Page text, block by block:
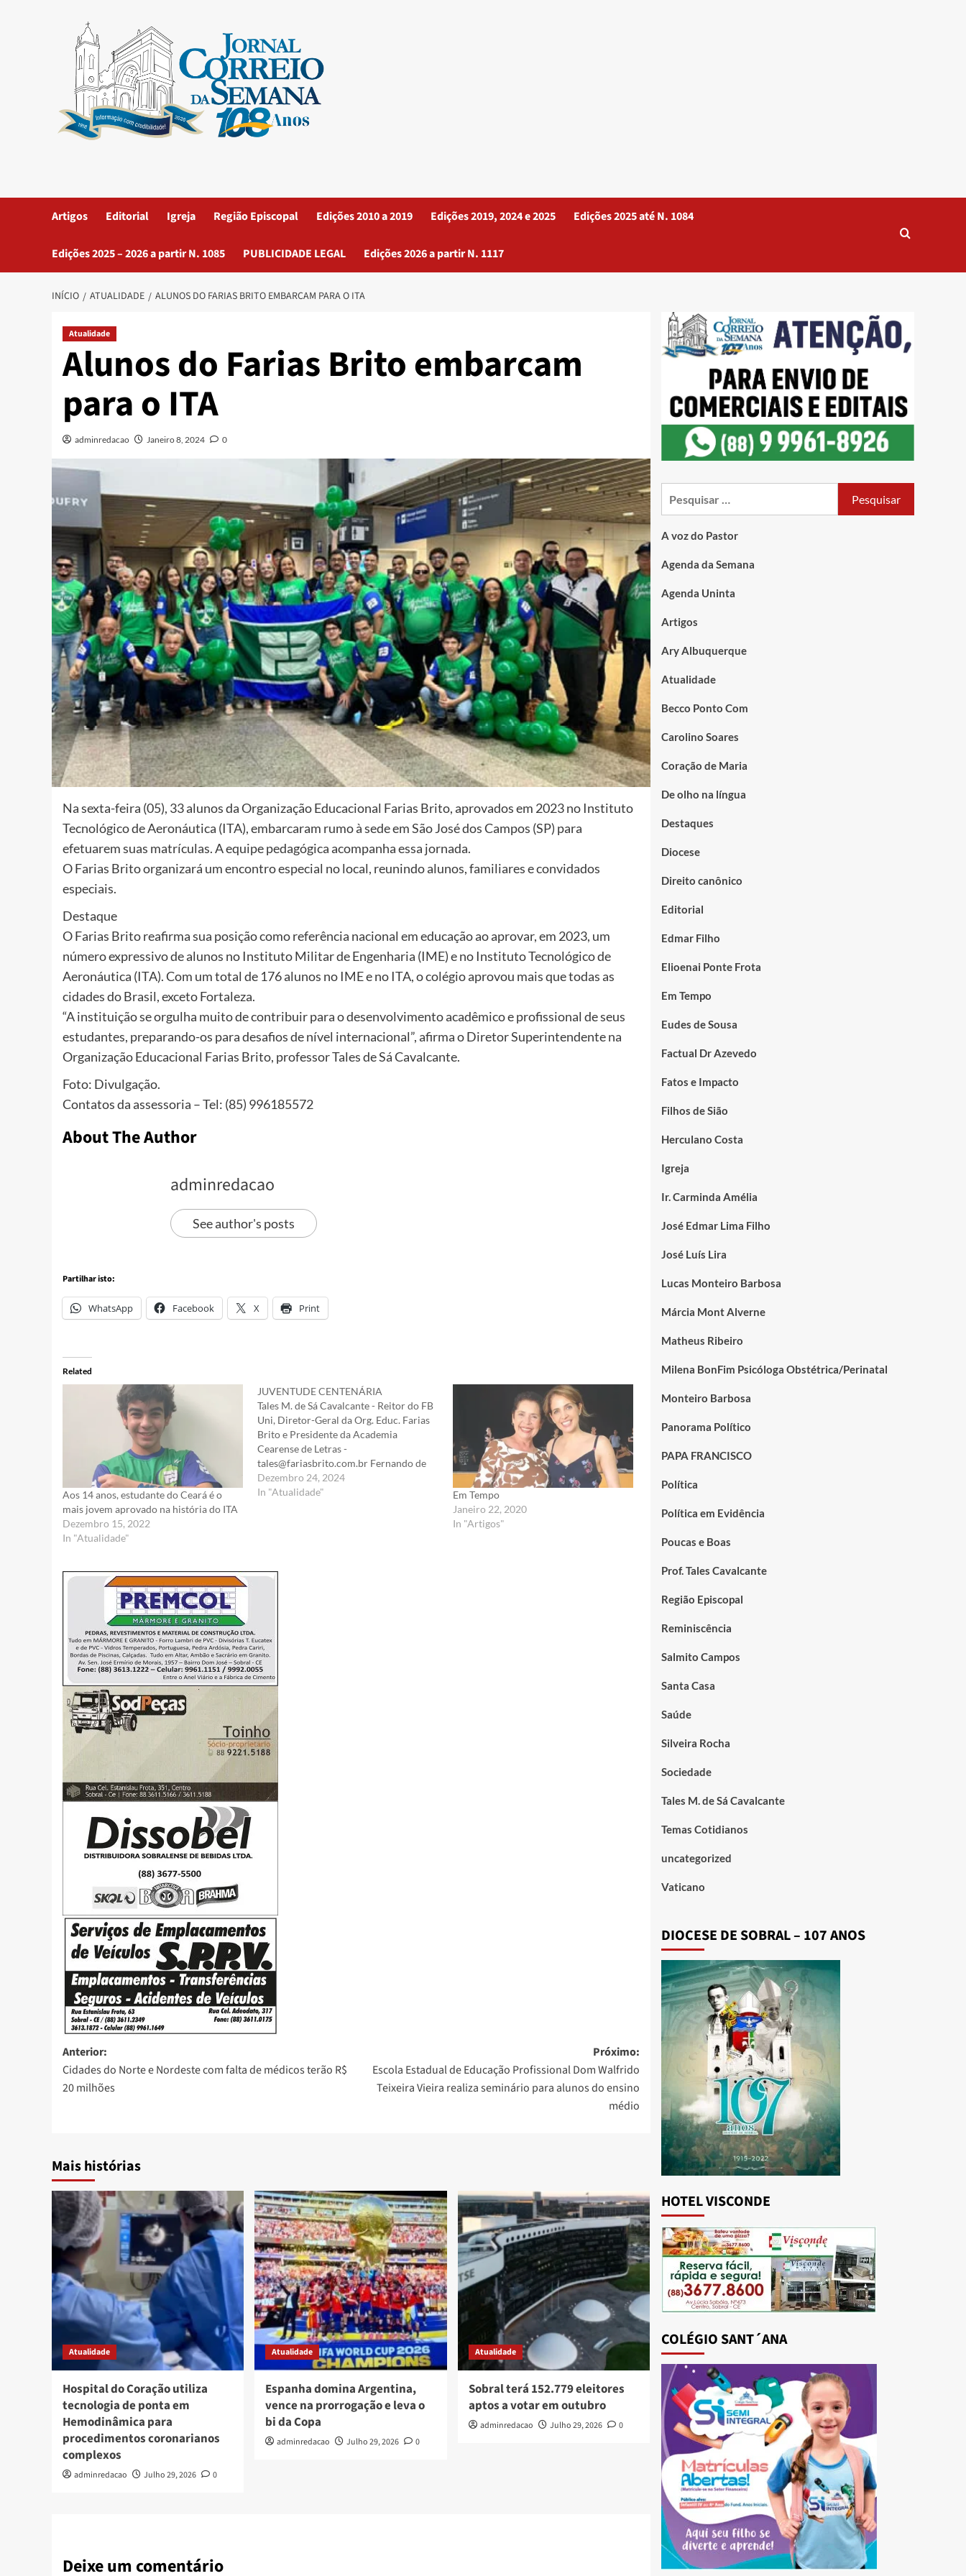
Artigos Editorial Igreja Região Episcopal Edições 2010 a 2019 Edições 2019, 2024 e 2025 Edições 2025 até N. 1084
Edições 2025 – 2026 a partir N. 1085 PUBLICIDADE LEGAL Edições 2026 a partir N. 1117
INÍCIO ATUALIDADE ALUNOS DO FARIAS BRITO EMBARCAM PARA O ITA
Atualidade
Alunos do Farias Brito embarcam
para o ITA
adminredacao Janeiro 8, 2024 0
Na sexta-feira (05), 33 alunos da Organização Educacional Farias Brito, aprovados em 2023 no Instituto
Tecnológico de Aeronáutica (ITA), embarcaram rumo à sede em São José dos Campos (SP) para
efetuarem suas matrículas. A equipe pedagógica acompanha essa jornada.
O Farias Brito organizará um encontro especial no local, reunindo alunos, familiares e convidados
especiais.
Destaque
O Farias Brito reafirma sua posição como referência nacional em educação ao aprovar, em 2023, um
número expressivo de alunos no Instituto Militar de Engenharia (IME) e no Instituto Tecnológico de
Aeronáutica (ITA). Com um total de 176 alunos no IME e no ITA, o colégio aprovou mais que todas as
cidades do Brasil, exceto Fortaleza.
“A instituição se orgulha muito de contribuir para o desenvolvimento acadêmico e profissional de seus
estudantes, preparando-os para desafios de nível internacional”, afirma o Diretor Superintendente na
Organização Educacional Farias Brito, professor Tales de Sá Cavalcante.
Foto: Divulgação.
Contatos da assessoria – Tel: (85) 996185572
About The Author
adminredacao
See author's posts
Partilhar isto:
WhatsApp Facebook X Print
Related
Aos 14 anos, estudante do Ceará é o
mais jovem aprovado na história do ITA
Dezembro 15, 2022
In "Atualidade"
JUVENTUDE CENTENÁRIA
Tales M. de Sá Cavalcante - Reitor do FB
Uni, Diretor-Geral da Org. Educ. Farias
Brito e Presidente da Academia
Cearense de Letras -
tales@fariasbrito.com.br Fernando de
Mendonça, cearense de Guaramiranga,
graduou-se no ITA, entidade fundada
Dezembro 24, 2024
In "Atualidade"
Em Tempo
Janeiro 22, 2020
In "Artigos"
Anterior:
Cidades do Norte e Nordeste com falta de médicos terão R$
20 milhões
Próximo:
Escola Estadual de Educação Profissional Dom Walfrido
Teixeira Vieira realiza seminário para alunos do ensino
médio
Mais histórias
Atualidade
Hospital do Coração utiliza
tecnologia de ponta em
Hemodinâmica para
procedimentos coronarianos
complexos
adminredacao Julho 29, 2026 0
Atualidade
Espanha domina Argentina,
vence na prorrogação e leva o
bi da Copa
adminredacao Julho 29, 2026 0
Atualidade
Sobral terá 152.779 eleitores
aptos a votar em outubro
adminredacao Julho 29, 2026 0
Deixe um comentário
A voz do Pastor
Agenda da Semana
Agenda Uninta
Artigos
Ary Albuquerque
Atualidade
Becco Ponto Com
Carolino Soares
Coração de Maria
De olho na língua
Destaques
Diocese
Direito canônico
Editorial
Edmar Filho
Elioenai Ponte Frota
Em Tempo
Eudes de Sousa
Factual Dr Azevedo
Fatos e Impacto
Filhos de Sião
Herculano Costa
Igreja
Ir. Carminda Amélia
José Edmar Lima Filho
José Luís Lira
Lucas Monteiro Barbosa
Márcia Mont Alverne
Matheus Ribeiro
Milena BonFim Psicóloga Obstétrica/Perinatal
Monteiro Barbosa
Panorama Político
PAPA FRANCISCO
Política
Política em Evidência
Poucas e Boas
Prof. Tales Cavalcante
Região Episcopal
Reminiscência
Salmito Campos
Santa Casa
Saúde
Silveira Rocha
Sociedade
Tales M. de Sá Cavalcante
Temas Cotidianos
uncategorized
Vaticano
DIOCESE DE SOBRAL – 107 ANOS
HOTEL VISCONDE
COLÉGIO SANT´ANA